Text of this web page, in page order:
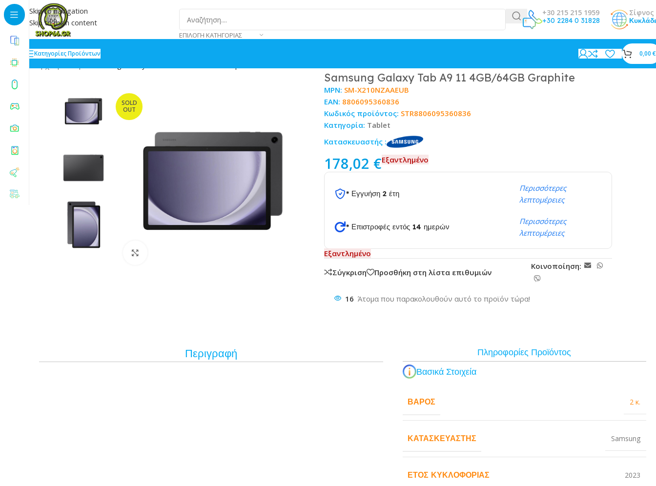
Skip to navigation
Skip to main content
ΕΠΙΛΟΓΉ ΚΑΤΗΓΟΡΊΑΣ
+30 215 215 1959
+30 2284 0 31828
Σίφνος
Κατηγορίες Προϊόντων 0,00 €
SOLD
OUT
Samsung Galaxy Tab A9 11 4GB/64GB Graphite
Κατασκευαστής :
MPN: SM-X210NZAAEUB
EAN: 8806095360836
Κωδικός προϊόντος: STR8806095360836
Κατηγορία: Tablet
178,02 €Εξαντλημένο
* Εγγυήση 2 έτη
Περισσότερες
λεπτομέρειες
* Επιστροφές εντός 14 ημερών
Περισσότερες
λεπτομέρειες
Εξαντλημένο
Σύγκριση
Προσθήκη στη λίστα επιθυμιών
Κοινοποίηση:
16 Άτομα που παρακολουθούν αυτό το προϊόν τώρα!
Περιγραφή
Πληροφορίες Προϊόντος
Βασικά Στοιχεία
ΒΆΡΟΣ 2 κ.
ΚΑΤΑΣΚΕΥΑΣΤΉΣ Samsung
ΈΤΟΣ ΚΥΚΛΟΦΟΡΊΑΣ 2023